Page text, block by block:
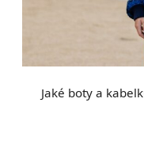
Jaké boty a